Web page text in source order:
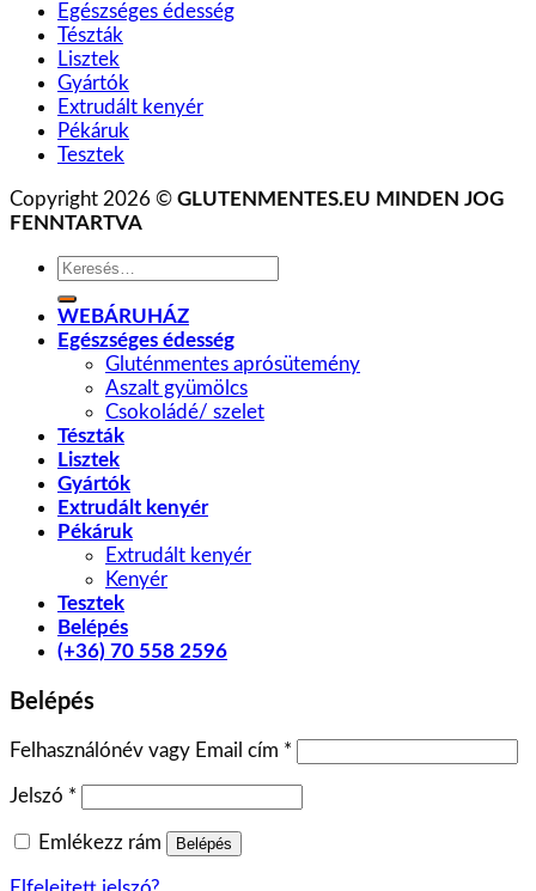
Egészséges édesség
Tészták
Lisztek
Gyártók
Extrudált kenyér
Pékáruk
Tesztek
Copyright 2026 © GLUTENMENTES.EU MINDEN JOG
FENNTARTVA
Keresés
következőre:
WEBÁRUHÁZ
Egészséges édesség
Gluténmentes aprósütemény
Aszalt gyümölcs
Csokoládé/ szelet
Tészták
Lisztek
Gyártók
Extrudált kenyér
Pékáruk
Extrudált kenyér
Kenyér
Tesztek
Belépés
(+36) 70 558 2596
Belépés
Felhasználónév vagy Email cím *
Jelszó *
Emlékezz rám Belépés